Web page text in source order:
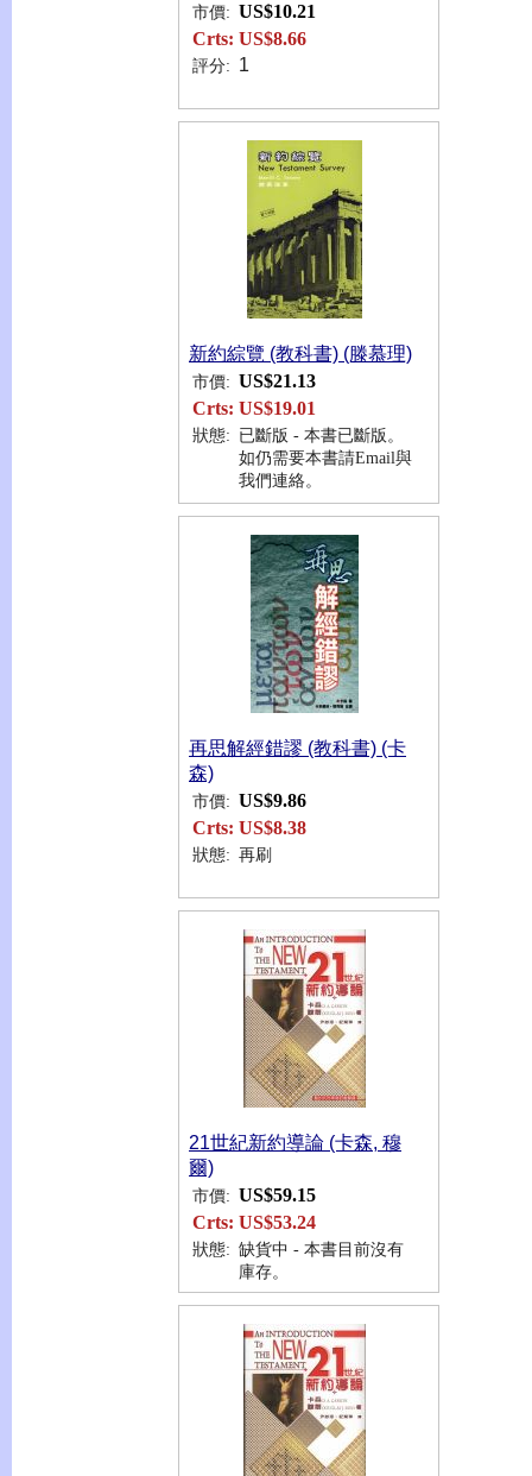
市價: US$10.21
Crts: US$8.66
評分: 1
新約綜覽 (教科書) (滕慕理)
市價: US$21.13
Crts: US$19.01
狀態: 已斷版 - 本書已斷版。
如仍需要本書請Email與
我們連絡。
再思解經錯謬 (教科書) (卡
森)
市價: US$9.86
Crts: US$8.38
狀態: 再刷
21世紀新約導論 (卡森, 穆
爾)
市價: US$59.15
Crts: US$53.24
狀態: 缺貨中 - 本書目前沒有
庫存。